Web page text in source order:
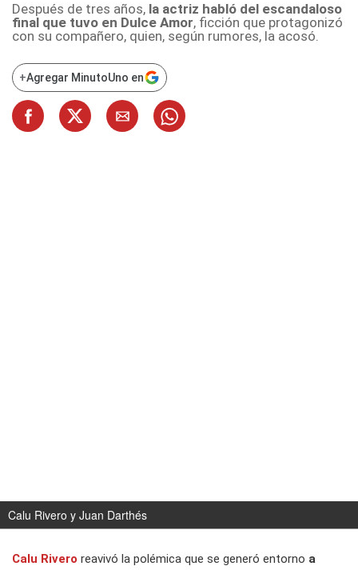
Después de tres años, la actriz habló del escandaloso
final que tuvo en Dulce Amor, ficción que protagonizó
con su compañero, quien, según rumores, la acosó.
+Agregar MinutoUno en
Calu Rivero y Juan Darthés
Calu Rivero reavivó la polémica que se generó entorno a